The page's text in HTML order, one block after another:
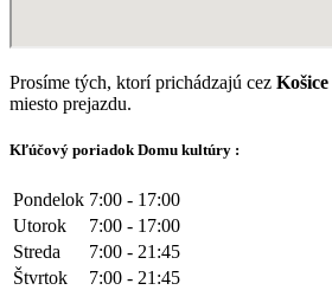
Prosíme tých, ktorí prichádzajú cez Košice
miesto prejazdu.
Kľúčový poriadok Domu kultúry :
Pondelok 7:00 - 17:00
Utorok
7:00 - 17:00
Streda
7:00 - 21:45
Štvrtok
7:00 - 21:45